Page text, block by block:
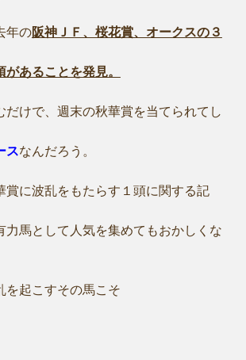
年の阪神ＪＦ、桜花賞、オークスの３
あることを発見。
だけで、週末の秋華賞を当てられてし
スなんだろう。
賞に波乱をもたらす１頭に関する記
力馬として人気を集めてもおかしくな
を起こすその馬こそ